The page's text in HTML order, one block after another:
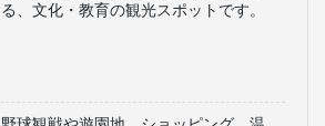
る、文化・教育の観光スポットです。